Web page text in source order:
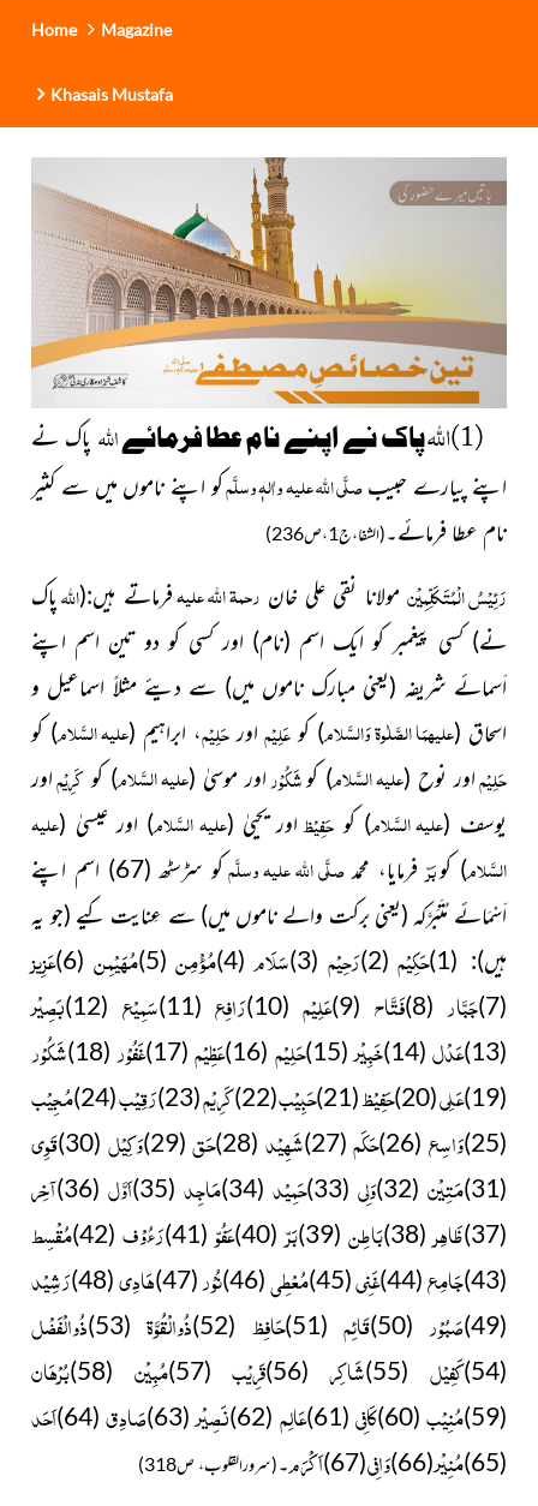
Home Magazine
Khasais Mustafa
(1) اللہپاک نے اپنے نام عطا فرمائےاللہ پاک نے
اپنے پیارے حبیبصلَّی اللہ علیہ واٰلہٖ وسلَّمکو اپنے ناموں میں سے کثیر
نام عطا فرمائے۔(الشفا،ج1،ص236)
رَئِیْسُ الْمُتَکَلِّمِیْن مولانا نقی علی خان رحمۃ اللہ علیہفرماتے ہیں:(اللہ پاک
نے) کسی پیغمبر کو ایک اسم (نام) اور کسی کو دو تین اسم اپنے
اَسمائے شریفہ (یعنی مبارک ناموں میں) سے دیئے مثلاً اسماعیل و
اسحاق (علیہمَا الصَّلٰوۃ وَالسَّلام) کو عَلِیْماورحَلِیْم، ابراہیم (علیہ السَّلام) کو
حَلِیْماور نوح (علیہ السَّلام) کوشَکُوْراور موسیٰ (علیہ السَّلام) کو کَرِیْماور
یوسف (علیہ السَّلام) کو حَفِیْظاور یحییٰ (علیہ السَّلام) اور عیسیٰ (علیہ
السَّلام) کوبَرّ فرمایا، محمدصلَّی اللہ علیہ وسلَّمکو سڑسٹھ (67)
اسم اپنے
اَسْمَائے مُتَبَرَّکہ (یعنی برکت والے ناموں میں)سے عنایت کیے (جو یہ
ہیں):
(1) حَکِیْم (2) رَحِیْم (3) سَلَام (4) مُؤْمِن (5) مُھَیْمِن (6) عَزِیز
(7) جَبَّار (8) فَتَّاح (9) عَلِیْم (10) رَافِع (11) سَمِیْع (12) بَصِیْر
(13) عَدْل (14) خَبِیْر(15) حَلِیْم (16) عَظِیْم (17) غَفُوْر (18) شَکُوْر
(19) عَلِی(20) حَفِیْظ(21) حَبِیْب(22) کَرِیْم(23) رَقِیْب(24) مُجِیْب
(25) وَاسِع (26) حَکَم (27) شَھِیْد (28) حَق (29) وَکِیْل (30) قَوِی
(31) مَتِیْن (32) وَلِی (33) حَمِیْد (34) مَاجِد (35) اَوَّل (36) آخِر
(37) ظَاھِر(38) بَاطِن (39) بَرّ (40) عَفُوّ (41) رَءُوْف (42) مُقْسِط
(43) جَامِع(44) غَنِی(45) مُعْطِی(46) نُوْر(47) ھَادِی(48) رَشِیْد
(49) صَبُوْر (50) قَائِم (51) حَافِظ (52) ذُوالْقُوَّۃ (53) ذُوالْفَضْل
(54) کَفِیْل (55) شَاکِر (56) قَرِیْب (57) مُبِیْن (58) بُرْھَان
(59) مُنِیْب (60) کَافِی (61) عَالِم (62) نَصِیْر(63) صَادِق (64) اَحَد
(65) مُنِیْر(66) وَافِی(67) اَکْرَم۔(سرورالقلوب، ص318)